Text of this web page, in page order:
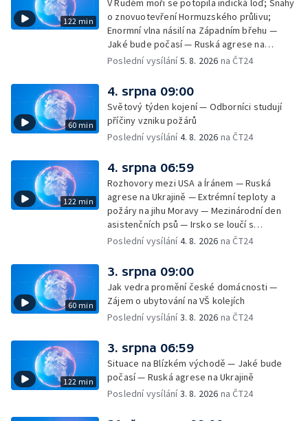
u Malé Morávky
122 min
V Rudém moři se potopila indická loď; Snahy
o znovuotevření Hormuzského průlivu;
Enormní vlna násilí na Západním břehu —
Jaké bude počasí — Ruská agrese na
Ukrajině — Vliv veder na lidské orgány — Při
— Třem obcím na Brněnsku dočasně došla
pitná voda — SP v orientačním běhu v Česku
— Horko a požáry sužují Evropu — Rybářský
příměstský tábor
Poslední vysílání5. 8. 2026 na ČT24
60 min
4. srpna 09:00
Světový týden kojení — Odborníci studují
příčiny vzniku požárů
Poslední vysílání4. 8. 2026 na ČT24
122 min
4. srpna 06:59
Rozhovory mezi USA a Íránem — Ruská
agrese na Ukrajině — Extrémní teploty a
požáry na jihu Moravy — Mezinárodní den
asistenčních psů — Irsko se loučí s
hudebníkem Glenem Hansardem
Poslední vysílání4. 8. 2026 na ČT24
60 min
3. srpna 09:00
Jak vedra promění české domácnosti —
Zájem o ubytování na VŠ kolejích
Poslední vysílání3. 8. 2026 na ČT24
122 min
3. srpna 06:59
Situace na Blízkém východě — Jaké bude
počasí — Ruská agrese na Ukrajině
Poslední vysílání3. 8. 2026 na ČT24